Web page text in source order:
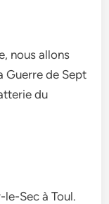
nous allons
Guerre de Sept
du
Sec à Toul.